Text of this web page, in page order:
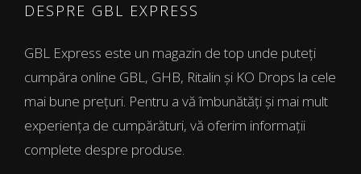
DESPRE GBL EXPRESS
GBL Express este un magazin de top unde puteți
cumpăra online GBL, GHB, Ritalin și KO Drops la cele
mai bune prețuri. Pentru a vă îmbunătăți și mai mult
experiența de cumpărături, vă oferim informații
complete despre produse.